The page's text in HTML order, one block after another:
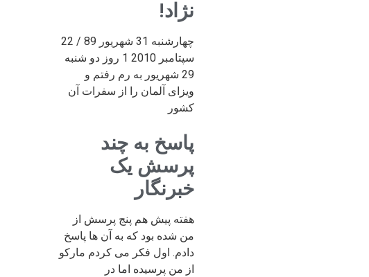
نژاد!
چهارشنبه 31 شهریور 89 / 22
سپتامبر 2010 1 روز دو شنبه
29 شهریور به رم رفتم و
ویزای آلمان را از سفرات آن
کشور
پاسخ به چند
پرسش یک
خبرنگار
هفته پیش هم پنج پرسش از
من شده بود که به آن ها پاسخ
دادم. اول فکر می کردم مارکو
از من پرسیده اما در